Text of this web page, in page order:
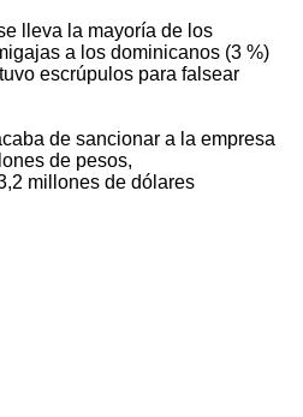
lleva la mayoría de los
a los dominicanos (3 %)
escrúpulos para falsear
de sancionar a la empresa
de pesos,
millones de dólares